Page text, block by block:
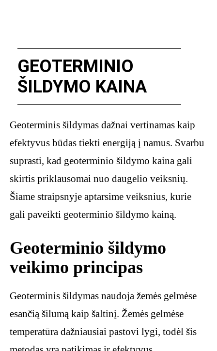
GEOTERMINIO
ŠILDYMO KAINA
Geoterminis šildymas dažnai vertinamas kaip
efektyvus būdas tiekti energiją į namus. Svarbu
suprasti, kad geoterminio šildymo kaina gali
skirtis priklausomai nuo daugelio veiksnių.
Šiame straipsnyje aptarsime veiksnius, kurie
gali paveikti geoterminio šildymo kainą.
Geoterminio šildymo
veikimo principas
Geoterminis šildymas naudoja žemės gelmėse
esančią šilumą kaip šaltinį. Žemės gelmėse
temperatūra dažniausiai pastovi lygi, todėl šis